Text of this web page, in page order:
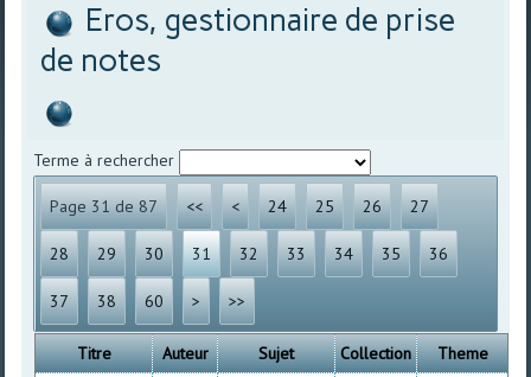
Eros, gestionnaire de prise
de notes
Terme à rechercher
Page 31 de 87 << < 24 25 26 27
28 29 30 31 32 33 34 35 36
37 38 60 > >>
Titre Auteur Sujet Collection
Theme